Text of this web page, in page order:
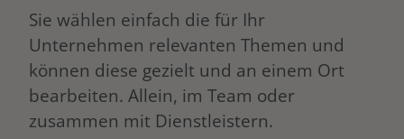
Sie wählen einfach die für Ihr
Unternehmen relevanten Themen und
können diese gezielt und an einem Ort
bearbeiten. Allein, im Team oder
zusammen mit Dienstleistern.